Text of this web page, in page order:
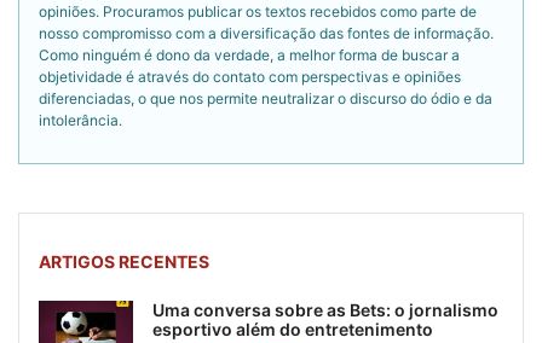
opiniões. Procuramos publicar os textos recebidos como parte de
nosso compromisso com a diversificação das fontes de informação.
Como ninguém é dono da verdade, a melhor forma de buscar a
objetividade é através do contato com perspectivas e opiniões
diferenciadas, o que nos permite neutralizar o discurso do ódio e da
intolerância.
ARTIGOS RECENTES
Uma conversa sobre as Bets: o jornalismo
esportivo além do entretenimento